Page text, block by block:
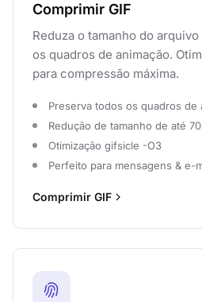
Comprimir GIF
Reduza o tamanho do
os quadros de animação.
para compressão máxima.
Preserva todos os quadros de
Redução de tamanho de até
Otimização gifsicle -O3
Perfeito para mensagens & e-
Comprimir GIF